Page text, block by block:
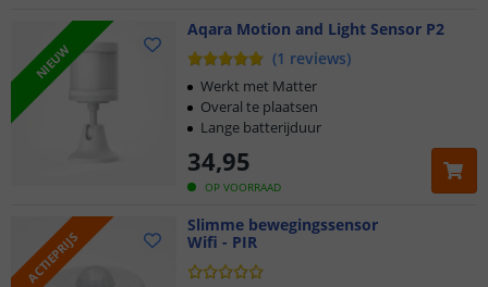
NIEUW
Aqara Motion and Light Sensor P2
(1 reviews)
OP VOORRAAD
34,95
Werkt met Matter
Overal te plaatsen
Lange batterijduur
ACTIEPRIJS
Slimme bewegingssensor
Wifi - PIR